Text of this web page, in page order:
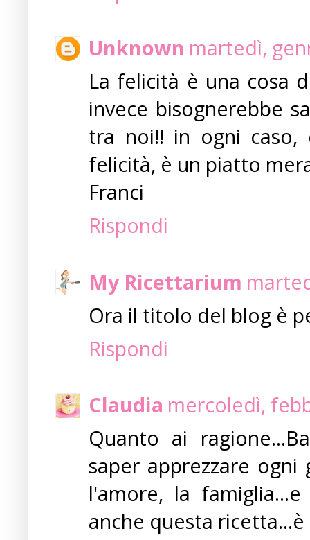
Unknown martedì,
La felicità è una cosa
invece bisognerebbe
tra noi!! in ogni caso,
felicità, è un piatto
Franci
Rispondi
My Ricettarium
Ora il titolo del blog è
Rispondi
Claudia mercoledì,
Quanto ai
saper apprezzare
l'amore, la
anche questa